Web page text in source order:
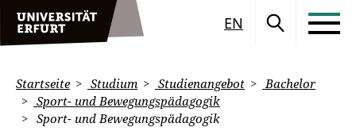
EN
Startseite Studium Studienangebot
Bachelor
Sport- und Bewegungspädagogik
Sport- und Bewegungspädagogik